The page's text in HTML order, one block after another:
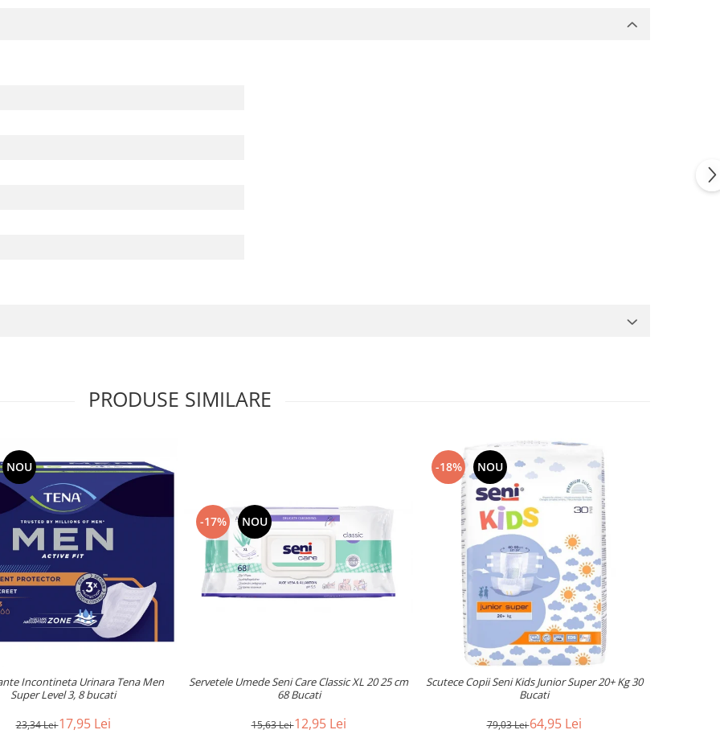
PRODUSE SIMILARE
NOU
Incontineta Urinara Tena Men
Super Level 3, 8 bucati
23,34 Lei17,95 Lei
-17% NOU
Servetele Umede Seni Care Classic XL 20 25 cm
68 Bucati
15,63 Lei12,95 Lei
-18% NOU
Scutece Copii Seni Kids Junior Super 20+ Kg 30
Bucati
79,03 Lei64,95 Lei